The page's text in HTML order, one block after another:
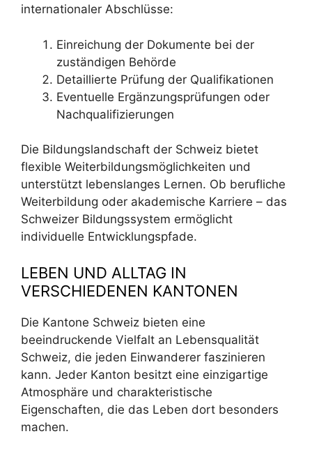
internationaler Abschlüsse:
Einreichung der Dokumente bei der
zuständigen Behörde
Detaillierte Prüfung der Qualifikationen
Eventuelle Ergänzungsprüfungen oder
Nachqualifizierungen
Die Bildungslandschaft der Schweiz bietet
flexible Weiterbildungsmöglichkeiten und
unterstützt lebenslanges Lernen. Ob berufliche
Weiterbildung oder akademische Karriere – das
Schweizer Bildungssystem ermöglicht
individuelle Entwicklungspfade.
LEBEN UND ALLTAG IN
VERSCHIEDENEN KANTONEN
Die Kantone Schweiz bieten eine
beeindruckende Vielfalt an Lebensqualität
Schweiz, die jeden Einwanderer faszinieren
kann. Jeder Kanton besitzt eine einzigartige
Atmosphäre und charakteristische
Eigenschaften, die das Leben dort besonders
machen.